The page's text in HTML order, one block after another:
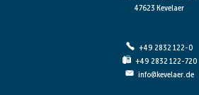
47623 Kevelaer
+49 2832 122-0
+49 2832 122-720
info@kevelaer.de